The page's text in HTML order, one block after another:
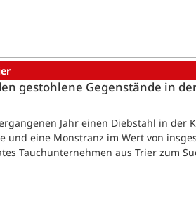
gestohlene Gegenstände in
Jahr einen Diebstahl in der
und eine Monstranz im Wert von
Tauchunternehmen aus Trier zum